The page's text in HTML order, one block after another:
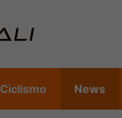
Ciclismo News